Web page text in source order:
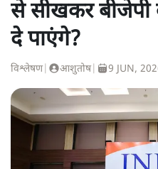
से सीखकर बीजेपी
दे पाएंगे?
विश्लेषण| आशुतोष| 9 JUN,